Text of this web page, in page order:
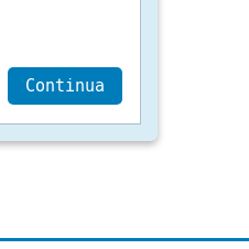
Continua